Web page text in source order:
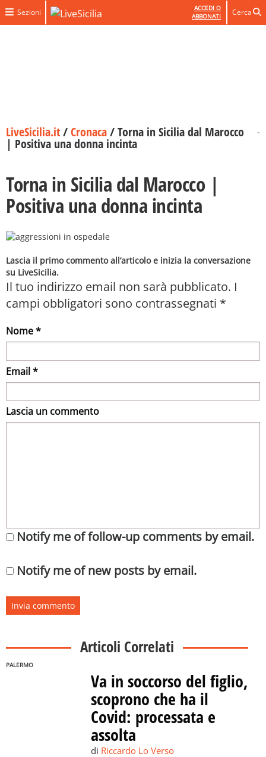
Sezioni
ACCEDI O
ABBONATI
Cerca
LiveSicilia.it/Cronaca/Torna in Sicilia dal Marocco
| Positiva una donna incinta
Torna in Sicilia dal Marocco |
Positiva una donna incinta
Lascia il primo commento all’articolo e inizia la conversazione
su LiveSicilia.
Il tuo indirizzo email non sarà pubblicato. I
campi obbligatori sono contrassegnati *
Nome *
Email *
Lascia un commento
Notify me of follow-up comments by email.
Notify me of new posts by email.
Articoli Correlati
PALERMO
Va in soccorso del figlio,
scoprono che ha il
Covid: processata e
assolta
di Riccardo Lo Verso